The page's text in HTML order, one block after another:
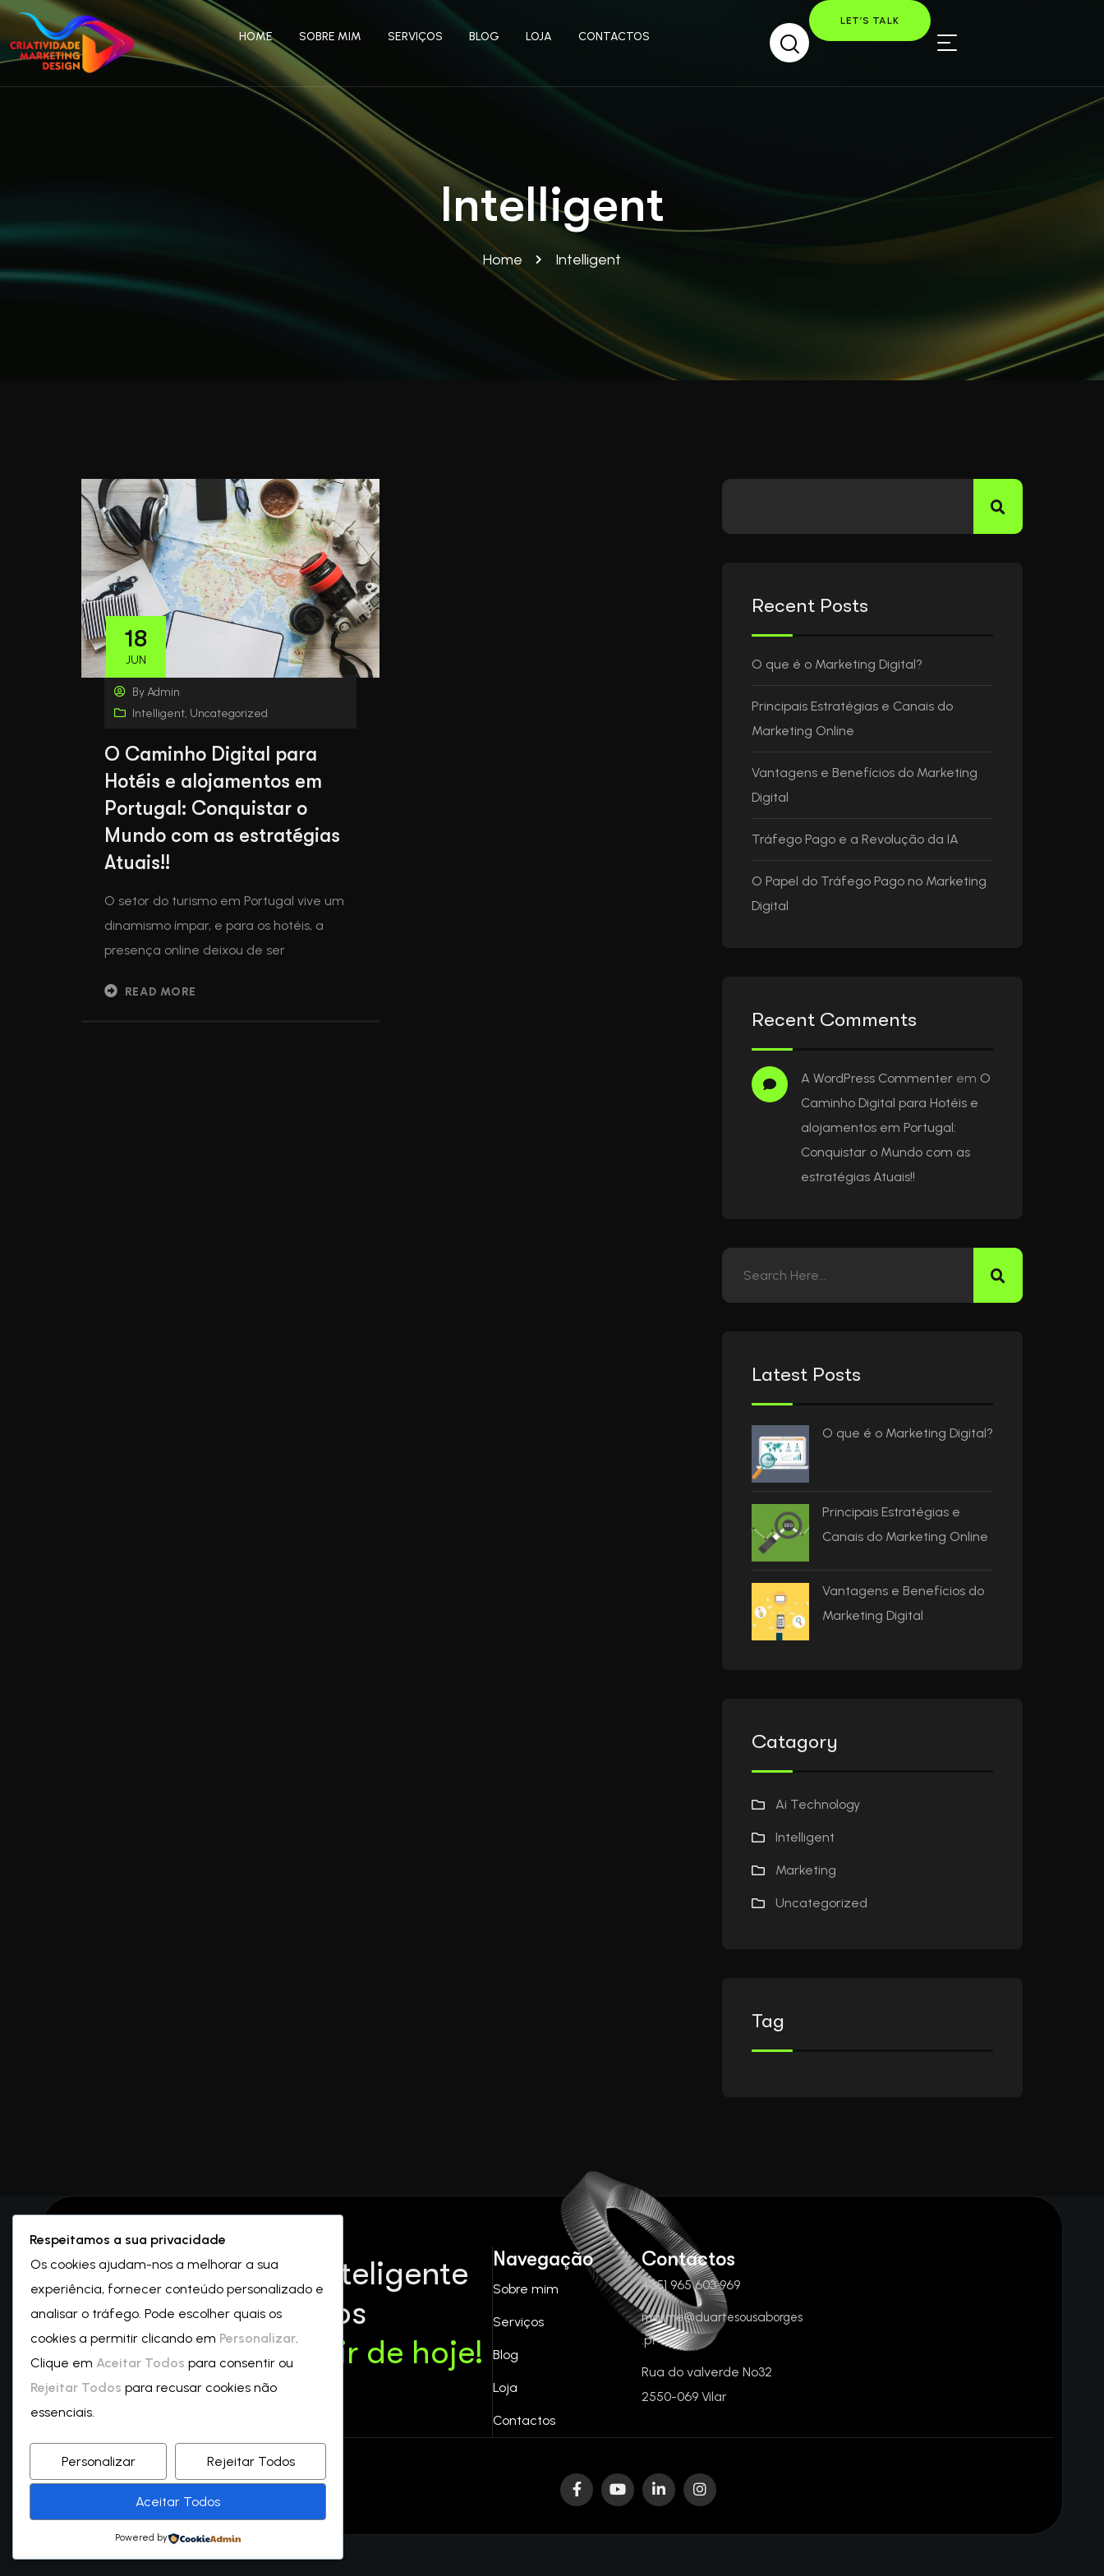
HOME SOBRE MIM SERVIÇOS BLOG LOJA CONTACTOS
LET’S TALK
Intelligent
Home Intelligent
18
JUN
ByAdmin
Intelligent, Uncategorized
O Caminho Digital para
Hotéis e alojamentos em
Portugal: Conquistar o
Mundo com as estratégias
Atuais!!
O setor do turismo em Portugal vive um
dinamismo ímpar, e para os hotéis, a
presença online deixou de ser
READ MORE
Recent Posts
O que é o Marketing Digital?
Principais Estratégias e Canais do
Marketing Online
Vantagens e Benefícios do Marketing
Digital
Tráfego Pago e a Revolução da IA
O Papel do Tráfego Pago no Marketing
Digital
Recent Comments
A WordPress Commenter em O
Caminho Digital para Hotéis e
alojamentos em Portugal:
Conquistar o Mundo com as
estratégias Atuais!!
Latest Posts
O que é o Marketing Digital?
Principais Estratégias e
Canais do Marketing Online
Vantagens e Benefícios do
Marketing Digital
Catagory
Ai Technology
Intelligent
Marketing
Uncategorized
Tag
Investir de forma inteligente
começa aqui. Juntos
crescemos— a partir de hoje!
Navegação
Sobre mim
Serviços
Blog
Loja
Contactos
Contactos
+351 965 603 969
mailme@duartesousaborges
.pt
Rua do valverde Nº32
2550-069 Vilar
© Copyright 2026 by Duartesousaborges.pt
Respeitamos a sua privacidade
Os cookies ajudam-nos a melhorar a sua
experiência, fornecer conteúdo personalizado e
analisar o tráfego. Pode escolher quais os
cookies a permitir clicando em Personalizar.
Clique em Aceitar Todos para consentir ou
Rejeitar Todos para recusar cookies não
essenciais.
Personalizar Rejeitar Todos
Aceitar Todos
Powered by